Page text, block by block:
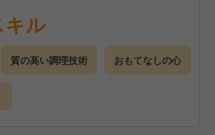
負える職人になれるように、国
間修行を積んでいただきます。
に評価、社内に共有いただき、
す。
況により、期間は延びる可能
キル
質の高い調理技術 おもてなしの心